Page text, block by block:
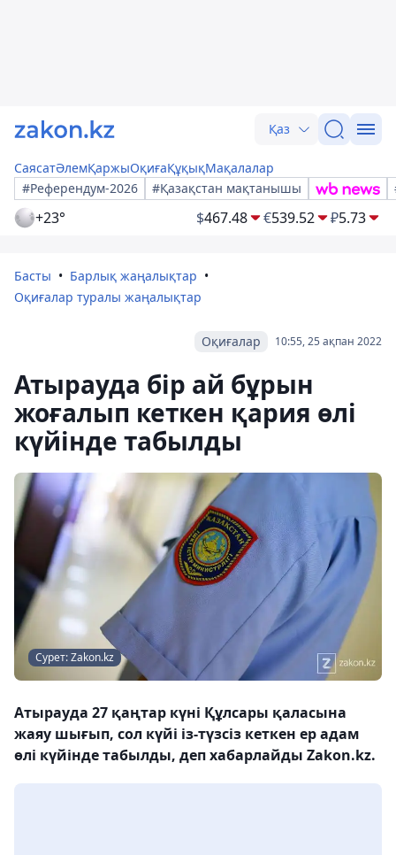
Қаз
СаясатӘлемҚаржыОқиғаҚұқықМақалалар
#Референдум-2026
#Қазақстан мақтанышы
+23° $467.48 €539.52 ₽5.73
Басты
Барлық жаңалықтар
Оқиғалар туралы жаңалықтар
10:55, 25 ақпан 2022
Оқиғалар
Атырауда бір ай бұрын
жоғалып кеткен қария өлі
күйінде табылды
Сурет: Zakon.kz
Атырауда 27 қаңтар күні Құлсары қаласына
жаяу шығып, сол күйі із-түзсіз кеткен ер адам
өлі күйінде табылды, деп хабарлайды Zakon.kz.